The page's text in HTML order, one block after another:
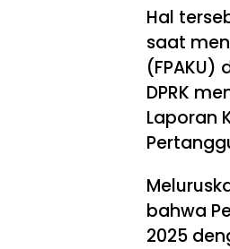
Hal
saat
DPRK
Laporan
bahwa
2025